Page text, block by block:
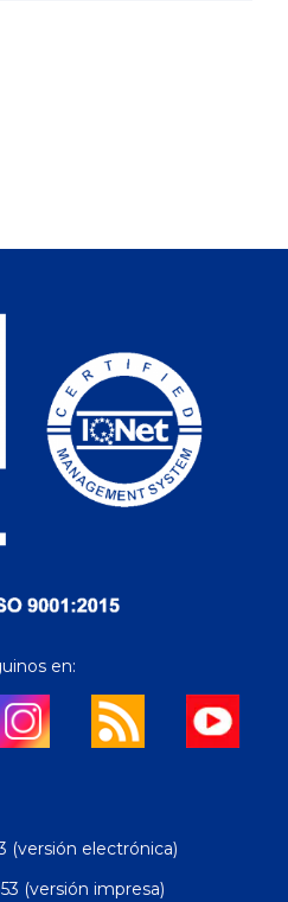
en:
(versión electrónica)
(versión impresa)